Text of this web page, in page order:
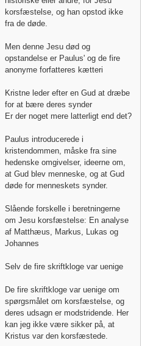
korsfæstelse, og han opstod ikke
fra de døde.
Men denne Jesu død og
opstandelse er Paulus' og de fire
anonyme forfatteres kætteri
Kristne leder efter en Gud at dræbe
for at bære deres synder
Er der noget mere latterligt end det?
Paulus introducerede i
kristendommen, måske fra sine
hedenske omgivelser, ideerne om,
at Gud blev menneske, og at Gud
døde for menneskets synder.
Slående forskelle i beretningerne
om Jesu korsfæstelse: En analyse
af Matthæus, Markus, Lukas og
Johannes
Selv de fire skriftkloge var uenige
De fire skriftkloge var uenige om
spørgsmålet om korsfæstelse, og
deres udsagn er modstridende. Her
kan jeg ikke være sikker på, at
Kristus var den korsfæstede.